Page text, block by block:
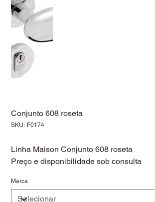
Conjunto 608 roseta
SKU: SKU
F0174
Linha Maison Conjunto 608 roseta
Preço e disponibilidade sob consulta
Marca